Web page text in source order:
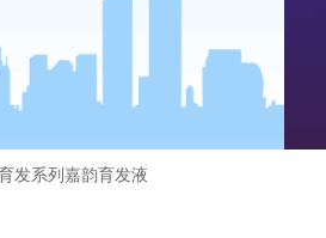
发系列嘉韵育发液